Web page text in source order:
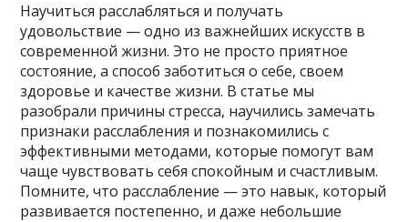
Научиться расслабляться и получать
удовольствие — одно из важнейших искусств в
современной жизни. Это не просто приятное
состояние, а способ заботиться о себе, своем
здоровье и качестве жизни. В статье мы
разобрали причины стресса, научились замечать
признаки расслабления и познакомились с
эффективными методами, которые помогут вам
чаще чувствовать себя спокойным и счастливым.
Помните, что расслабление — это навык, который
развивается постепенно, и даже небольшие